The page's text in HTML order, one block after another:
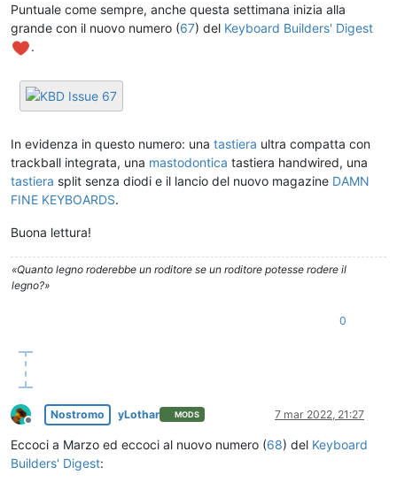
Puntuale come sempre, anche questa settimana inizia alla
grande con il nuovo numero (67) del Keyboard Builders' Digest
.
In evidenza in questo numero: una tastiera ultra compatta con
trackball integrata, una mastodontica tastiera handwired, una
tastiera split senza diodi e il lancio del nuovo magazine DAMN
FINE KEYBOARDS.
Buona lettura!
«Quanto legno roderebbe un roditore se un roditore potesse rodere il
legno?»
0
Non in linea
Nostromo yLothar MODS 7 mar 2022, 21:27
Eccoci a Marzo ed eccoci al nuovo numero (68) del Keyboard
Builders' Digest: